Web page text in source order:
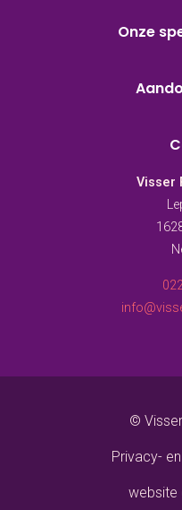
Onze
Visser
©
Privacy-
website